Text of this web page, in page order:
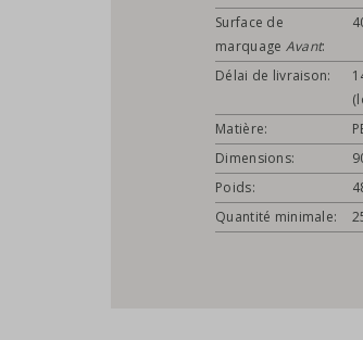
Surface de
marquage Avant:
Délai de livraison:
Matière:
Dimensions:
Poids:
Quantité minimale: